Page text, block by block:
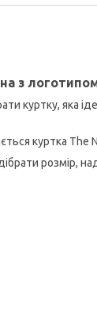
з
куртку, яка
куртка The
розмір,